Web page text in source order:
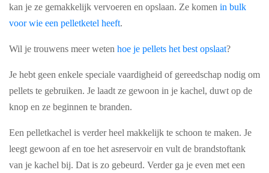
kan je ze gemakkelijk vervoeren en opslaan. Ze komen in bulk
voor wie een pelletketel heeft.
Wil je trouwens meer weten hoe je pellets het best opslaat?
Je hebt geen enkele speciale vaardigheid of gereedschap nodig om
pellets te gebruiken. Je laadt ze gewoon in je kachel, duwt op de
knop en ze beginnen te branden.
Een pelletkachel is verder heel makkelijk te schoon te maken. Je
leegt gewoon af en toe het asreservoir en vult de brandstoftank
van je kachel bij. Dat is zo gebeurd. Verder ga je even met een